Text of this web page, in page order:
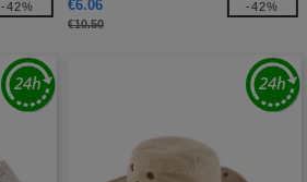
-42% €6.06
€10.50
-42%